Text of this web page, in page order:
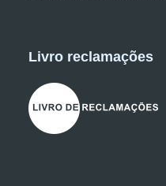
Livro reclamações